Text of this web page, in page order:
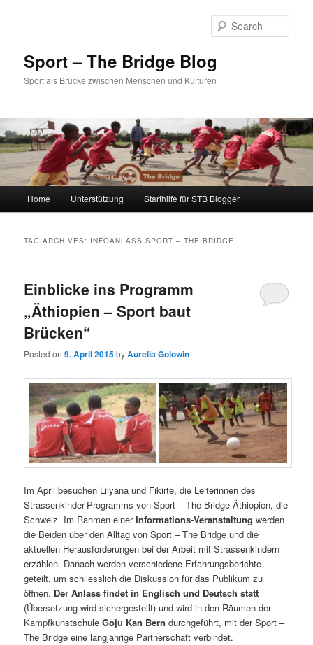
Sport – The Bridge Blog
Sport als Brücke zwischen Menschen und Kulturen
Skip to primary content
Skip to secondary content
Home Unterstützung Starthilfe für STB Blogger
TAG ARCHIVES: INFOANLASS SPORT – THE BRIDGE
Einblicke ins Programm
„Äthiopien – Sport baut
Brücken“
Posted on9. April 2015byAurelia Golowin
Im April besuchen Lilyana und Fikirte, die Leiterinnen des
Strassenkinder-Programms von Sport – The Bridge Äthiopien, die
Schweiz. Im Rahmen einerInformations-Veranstaltung werden
die Beiden über den Alltag von Sport – The Bridge und die
aktuellen Herausforderungen bei der Arbeit mit Strassenkindern
erzählen. Danach werden verschiedene Erfahrungsberichte
geteilt, um schliesslich die Diskussion für das Publikum zu
öffnen. Der Anlass findet in Englisch und Deutsch statt
(Übersetzung wird sichergestellt) und wird in den Räumen der
KampfkunstschuleGoju Kan Bern durchgeführt, mit der Sport –
The Bridge eine langjährige Partnerschaft verbindet.